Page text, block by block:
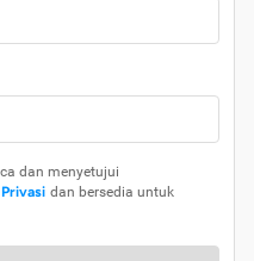
dan menyetujui
dan bersedia untuk